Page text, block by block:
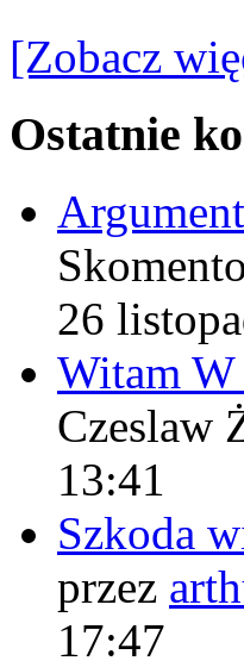
[Zobacz
Ostatnie
26
Witam
Czeslaw
13:41
Szkoda
przez
17:47